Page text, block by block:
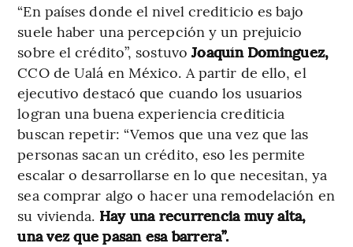
“En países donde el nivel crediticio es bajo
suele haber una percepción y un prejuicio
sobre el crédito”, sostuvoJoaquín Dominguez,
CCO de Ualá en México. A partir de ello, el
ejecutivo destacó que cuando los usuarios
logran una buena experiencia crediticia
buscan repetir: “Vemos que una vez que las
personas sacan un crédito, eso les permite
escalar o desarrollarse en lo que necesitan, ya
sea comprar algo o hacer una remodelación en
su vivienda. Hay una recurrencia muy alta,
una vez que pasan esa barrera”.